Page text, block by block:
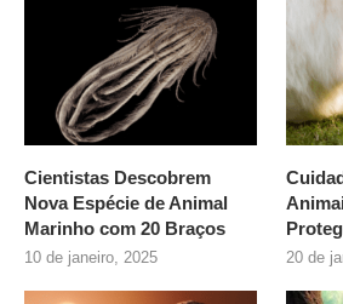
Cientistas Descobrem
Nova Espécie de Animal
Marinho com 20 Braços
10 de janeiro, 2025 20 de